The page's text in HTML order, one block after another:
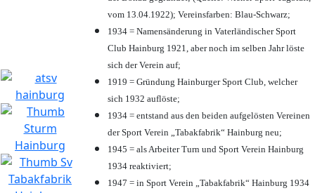
vom 13.04.1922); Vereinsfarben: Blau-Schwarz;
1934 = Namensänderung in Vaterländischer Sport
Club Hainburg 1921, aber noch im selben Jahr löste
sich der Verein auf;
1919 = Gründung Hainburger Sport Club, welcher
sich 1932 auflöste;
1934 = entstand aus den beiden aufgelösten Vereinen
der Sport Verein „Tabakfabrik“ Hainburg neu;
1945 = als Arbeiter Turn und Sport Verein Hainburg
1934 reaktiviert;
1947 = in Sport Verein „Tabakfabrik“ Hainburg 1934